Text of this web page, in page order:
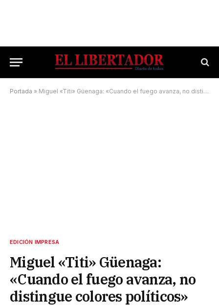
Portada » Miguel «Titi» Güenaga: «Cuando el fuego avanza, no distingue colores políticos»
EDICIÓN IMPRESA
Miguel «Titi» Güenaga:
«Cuando el fuego avanza, no
distingue colores políticos»